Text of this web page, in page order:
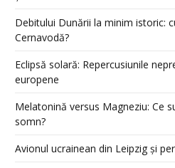
Debitului Dunării la minim istoric:
Cernavodă?
Eclipsă solară: Repercusiunile
europene
Melatonină versus Magneziu: Ce
somn?
Avionul ucrainean din Leipzig și